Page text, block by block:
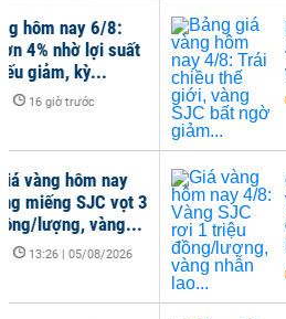
hôm nay 6/8:
4% nhờ lợi suất
giảm, kỳ...
16 giờ trước
vàng hôm nay
miếng SJC vọt 3
lượng, vàng...
13:26 | 05/08/2026